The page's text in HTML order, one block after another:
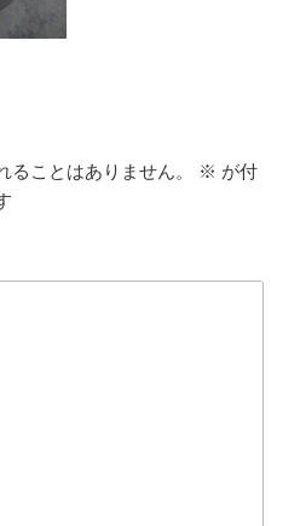
ることはありません。 ※ が付